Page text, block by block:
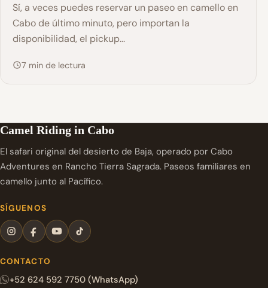
Sí, a veces puedes reservar un paseo en camello en
Cabo de último minuto, pero importan la
disponibilidad, el pickup...
7 min de lectura
Camel Riding in Cabo
El safari original del desierto de Baja, operado por Cabo
Adventures en Rancho Tierra Sagrada. Paseos familiares en
camello junto al Pacífico.
SÍGUENOS
CONTACTO
+52 624 592 7750 (WhatsApp)